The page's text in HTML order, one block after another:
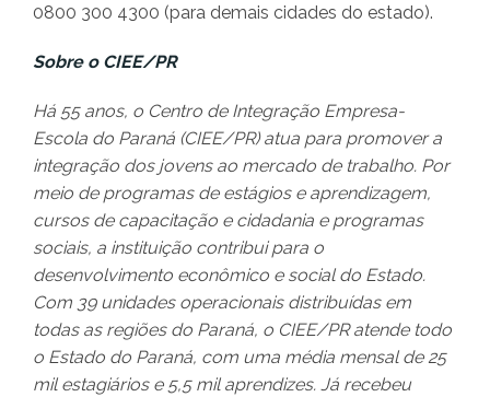
0800 300 4300 (para demais cidades do estado).
Sobre o CIEE/PR
Há 55 anos, o Centro de Integração Empresa-
Escola do Paraná (CIEE/PR) atua para promover a
integração dos jovens ao mercado de trabalho. Por
meio de programas de estágios e aprendizagem,
cursos de capacitação e cidadania e programas
sociais, a instituição contribui para o
desenvolvimento econômico e social do Estado.
Com 39 unidades operacionais distribuídas em
todas as regiões do Paraná, o CIEE/PR atende todo
o Estado do Paraná, com uma média mensal de 25
mil estagiários e 5,5 mil aprendizes. Já recebeu